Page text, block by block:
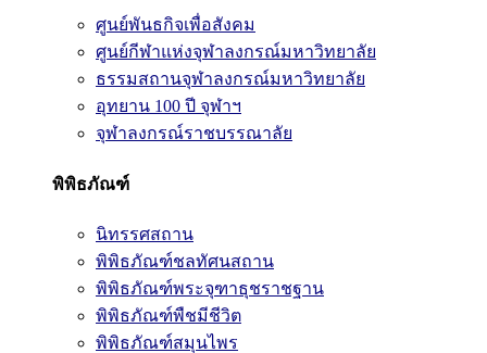
ศูนย์พันธกิจเพื่อสังคม
ศูนย์กีฬาแห่งจุฬาลงกรณ์มหาวิทยาลัย
ธรรมสถานจุฬาลงกรณ์มหาวิทยาลัย
อุทยาน 100 ปี จุฬาฯ
จุฬาลงกรณ์ราชบรรณาลัย
พิพิธภัณฑ์
นิทรรศสถาน
พิพิธภัณฑ์ชลทัศนสถาน
พิพิธภัณฑ์พระจุฑาธุชราชฐาน
พิพิธภัณฑ์พืชมีชีวิต
พิพิธภัณฑ์สมุนไพร